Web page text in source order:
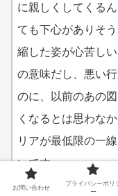
に親しくしてくる
ても下心がありそ
縮した姿が心苦し
の意味だし、悪い
のに、以前のあの
くなるとは思わな
リアが最低限の一
いです
お問い合わせ
プライバシーポリ
ー